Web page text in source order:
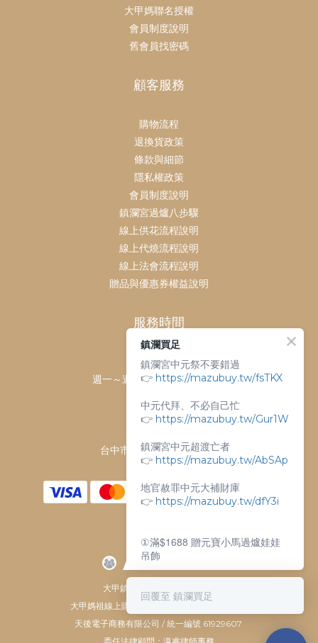
大甲媽聯名授權
會員制度說明
舊會員找密碼
顧客服務
購物流程
退換貨政策
條款與細節
隱私權政策
會員制度說明
鎮瀾宮過爐八步驟
線上供花流程說明
線上代燒流程說明
線上法會流程說明
贈品與優惠券權益說明
服務時間
客服時間：
週一～週日 上午9點～下午6點
04-26763688
台中市大甲區順天路238號
大甲鎮瀾宮唯一指定 官方商城
大甲媽祖線上購物商城 © All Rights Reserved.
天後電子商務有限公司 / 統一編號 61929607
鎮瀾買足
鎮瀾宮中元祭不要錯過
👉 https://mazubuy.tw/fsTKX
中元代拜、不必自己忙
👉 https://mazubuy.tw/Gur1W
鎮瀾宮中元超渡亡者
👉 https://mazubuy.tw/AbSAp
地官赦罪中元大補財庫
👉 https://mazubuy.tw/dfY3i
①滿$1688 贈元寶小馬過爐娃娃
吊飾
新朋友不知道怎麼買嗎？
回覆至 鎮瀾買足